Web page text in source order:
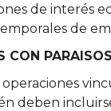
de interés
de
CON
deben